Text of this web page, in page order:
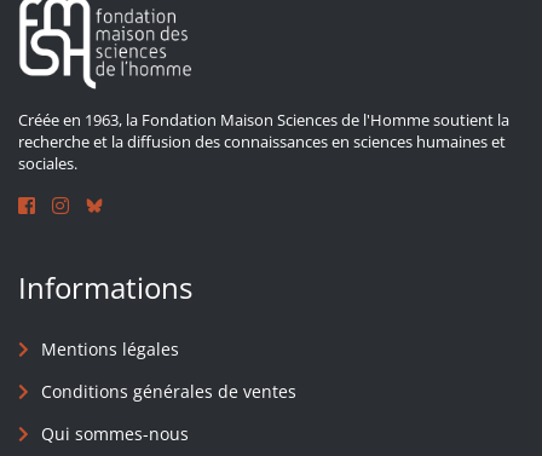
Créée en 1963, la Fondation Maison Sciences de l'Homme soutient la
recherche et la diffusion des connaissances en sciences humaines et
sociales.
Informations
Mentions légales
Conditions générales de ventes
Qui sommes-nous